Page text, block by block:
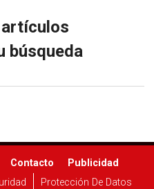
búsqueda
Contacto
Publicidad
Protección De Datos